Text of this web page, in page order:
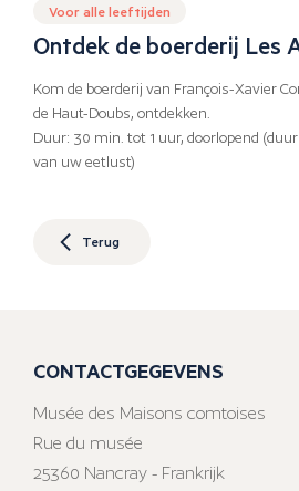
Voor alle leeftijden
Ontdek de boerderij Les
Kom de boerderij van François-Xavier
de Haut-Doubs, ontdekken.
Duur: 30 min. tot 1 uur, doorlopend
van uw eetlust)
Terug
CONTACTGEGEVENS
Musée des Maisons comtoises
Rue du musée
25360 Nancray - Frankrijk